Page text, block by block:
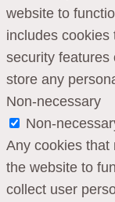
website to
includes cookies
security features
store any
Non-necessary
Non-
Any cookies that
the website to
collect user